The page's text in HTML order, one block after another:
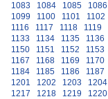
1083
1084 1085 1086
1099
1100 1101 1102
1116
1117 1118 1119
1133
1134 1135 1136
1150
1151 1152 1153
1167
1168 1169 1170
1184
1185 1186 1187
1201
1202 1203 1204
1217
1218 1219 1220